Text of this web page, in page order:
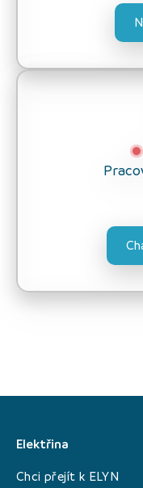
Elektřina
Chci přejít k ELYN